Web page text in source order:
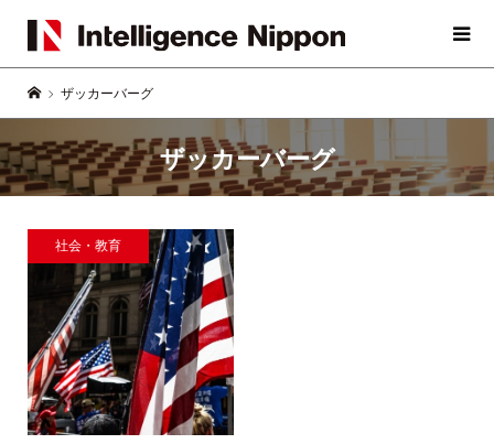
ザッカーバーグ
ザッカーバーグ
社会・教育